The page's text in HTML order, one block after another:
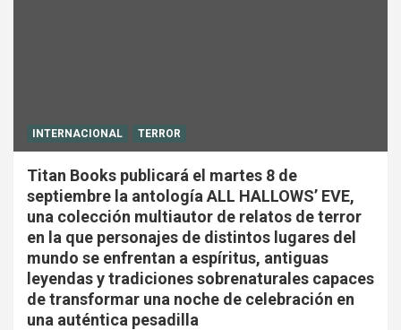
INTERNACIONAL TERROR
Titan Books publicará el martes 8 de
septiembre la antología ALL HALLOWS’ EVE,
una colección multiautor de relatos de terror
en la que personajes de distintos lugares del
mundo se enfrentan a espíritus, antiguas
leyendas y tradiciones sobrenaturales capaces
de transformar una noche de celebración en
una auténtica pesadilla